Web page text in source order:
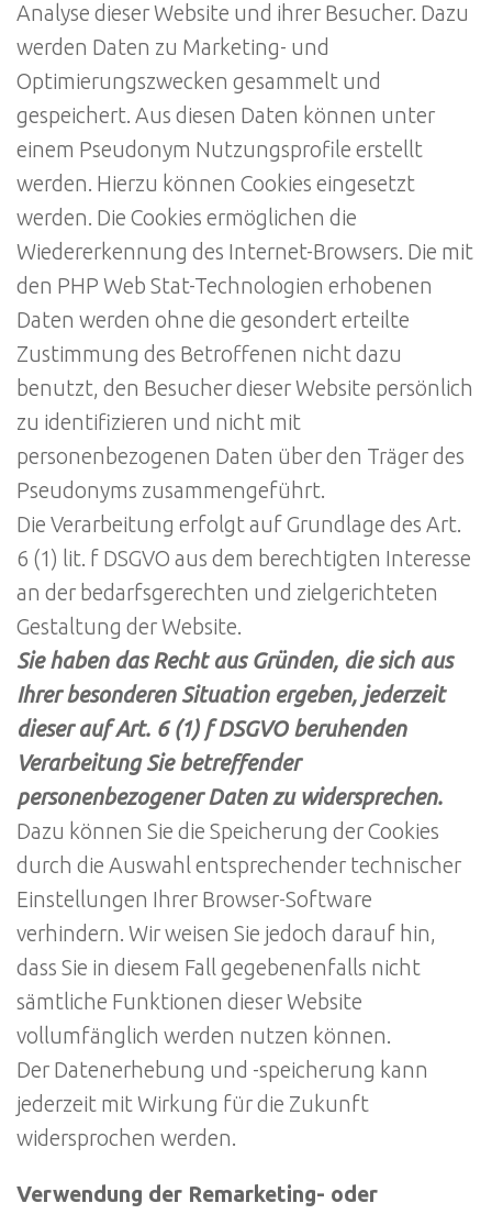
Analyse dieser Website und ihrer Besucher. Dazu
werden Daten zu Marketing- und
Optimierungszwecken gesammelt und
gespeichert. Aus diesen Daten können unter
einem Pseudonym Nutzungsprofile erstellt
werden. Hierzu können Cookies eingesetzt
werden. Die Cookies ermöglichen die
Wiedererkennung des Internet-Browsers. Die mit
den PHP Web Stat-Technologien erhobenen
Daten werden ohne die gesondert erteilte
Zustimmung des Betroffenen nicht dazu
benutzt, den Besucher dieser Website persönlich
zu identifizieren und nicht mit
personenbezogenen Daten über den Träger des
Pseudonyms zusammengeführt.
Die Verarbeitung erfolgt auf Grundlage des Art.
6 (1) lit. f DSGVO aus dem berechtigten Interesse
an der bedarfsgerechten und zielgerichteten
Gestaltung der Website.
Sie haben das Recht aus Gründen, die sich aus
Ihrer besonderen Situation ergeben, jederzeit
dieser auf Art. 6 (1) f DSGVO beruhenden
Verarbeitung Sie betreffender
personenbezogener Daten zu widersprechen.
Dazu können Sie die Speicherung der Cookies
durch die Auswahl entsprechender technischer
Einstellungen Ihrer Browser-Software
verhindern. Wir weisen Sie jedoch darauf hin,
dass Sie in diesem Fall gegebenenfalls nicht
sämtliche Funktionen dieser Website
vollumfänglich werden nutzen können.
Der Datenerhebung und -speicherung kann
jederzeit mit Wirkung für die Zukunft
widersprochen werden.
Verwendung der Remarketing- oder